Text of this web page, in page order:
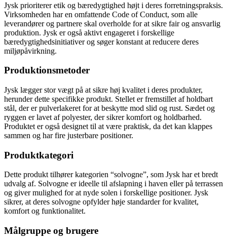
Jysk prioriterer etik og bæredygtighed højt i deres forretningspraksis.
Virksomheden har en omfattende Code of Conduct, som alle
leverandører og partnere skal overholde for at sikre fair og ansvarlig
produktion. Jysk er også aktivt engageret i forskellige
bæredygtighedsinitiativer og søger konstant at reducere deres
miljøpåvirkning.
Produktionsmetoder
Jysk lægger stor vægt på at sikre høj kvalitet i deres produkter,
herunder dette specifikke produkt. Stellet er fremstillet af holdbart
stål, der er pulverlakeret for at beskytte mod slid og rust. Sædet og
ryggen er lavet af polyester, der sikrer komfort og holdbarhed.
Produktet er også designet til at være praktisk, da det kan klappes
sammen og har fire justerbare positioner.
Produktkategori
Dette produkt tilhører kategorien “solvogne”, som Jysk har et bredt
udvalg af. Solvogne er ideelle til afslapning i haven eller på terrassen
og giver mulighed for at nyde solen i forskellige positioner. Jysk
sikrer, at deres solvogne opfylder høje standarder for kvalitet,
komfort og funktionalitet.
Målgruppe og brugere